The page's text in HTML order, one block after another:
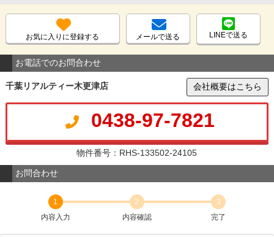
お気に入りに登録する メールで送る LINEで送る
お電話でのお問合わせ
千葉リアルティー木更津店 会社概要はこちら
0438-97-7821
物件番号：RHS-133502-24105
お問合わせ
1
内容入力
2
内容確認
3
完了